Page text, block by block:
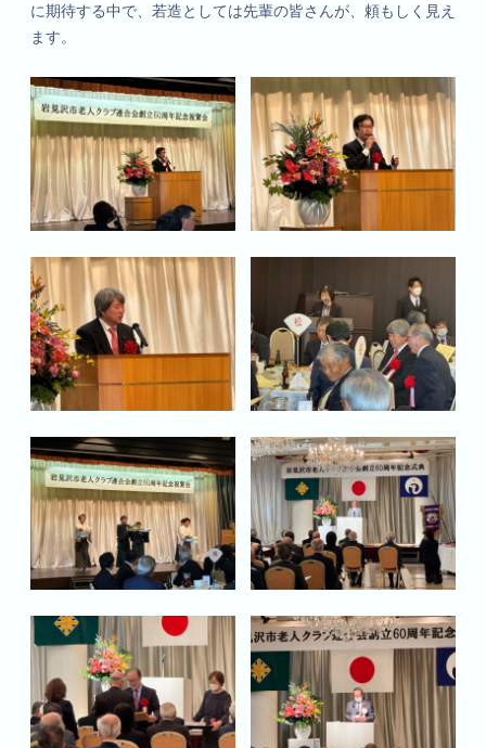
に期待する中で、若造としては先輩の皆さんが、頼もしく見え
ます。